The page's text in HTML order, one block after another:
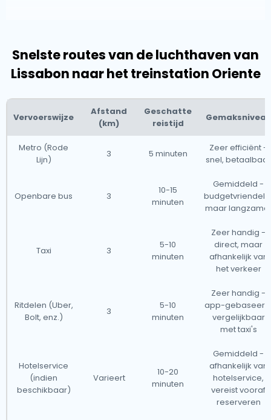
Snelste routes van de luchthaven van
Lissabon naar het treinstation Oriente
Vervoerswijze
Afstand
(km)
Geschatte
reistijd
Gemaksniveau
Metro (Rode
Lijn)
3 5 minuten
Zeer efficiënt -
snel, betaalbaar
Openbare bus 3
10-15
minuten
Gemiddeld -
maar
Taxi 3
5-10
minuten
Zeer handig -
direct, maar
afhankelijk van
het verkeer
Ritdelen (Uber,
Bolt, enz.)
3
5-10
minuten
Zeer handig -
app-
vergelijkbaar
met taxi's
Hotelservice
(indien
beschikbaar)
Varieert
10-20
minuten
Gemiddeld -
afhankelijk van
hotelservice,
vereist vooraf
reserveren